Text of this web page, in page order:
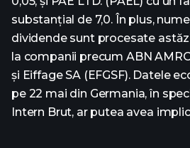
substanțial de 7,0. În plus,
dividende sunt procesate
la companii precum ABN
și Eiffage SA (EFGSF). Datele
pe 22 mai din Germania, în
Intern Brut, ar putea avea